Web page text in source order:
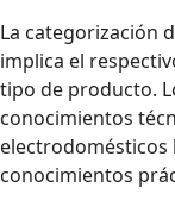
La categorización
implica el
tipo de producto.
conocimientos
electrodomésticos
conocimientos